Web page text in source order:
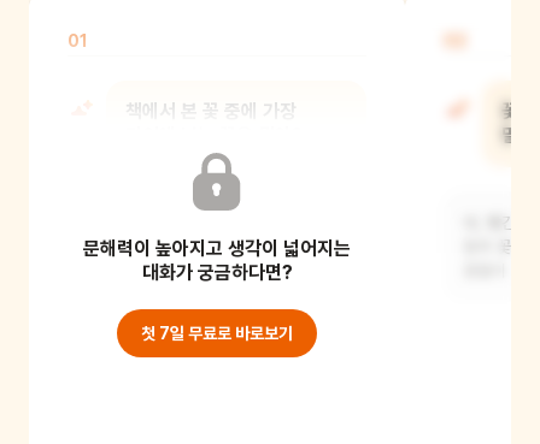
01
책에서 본 꽃 중에 가장
예요. 노란색 꽃잎이 정말 예쁘고 봄을
문해력이 높아지고 생각이 넓어지는
대화가 궁금하다면?
첫 7일 무료로 바로보기
꽃
말
네, 빨간
등의 꽃들